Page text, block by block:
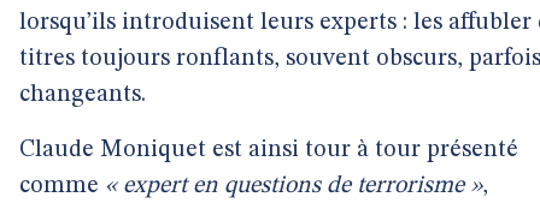
lorsqu’ils introduisent leurs experts : les affubler
titres toujours ronflants, souvent obscurs, parfois
changeants.
Claude Moniquet est ainsi tour à tour présenté
comme « expert en questions de terrorisme »,